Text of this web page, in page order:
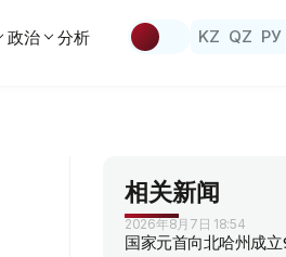
政治 分析 KZ QZ РУ
相关新闻
2026年8月7日 18:54
国家元首向北哈州成